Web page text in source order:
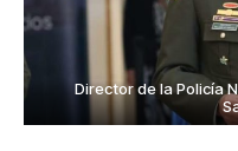
Director de la Policía